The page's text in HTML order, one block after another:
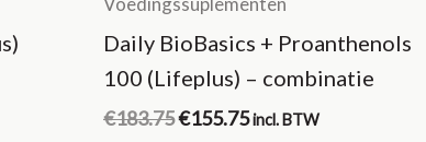
Daily BioBasics + Proanthenols
100 (Lifeplus) – combinatie
€183.75Oorspronkelijke
€155.75Huidige
incl. BTW